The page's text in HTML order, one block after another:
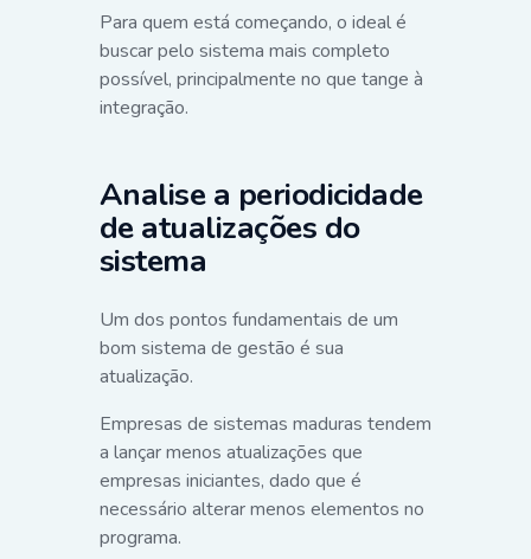
Para quem está começando, o ideal é
buscar pelo sistema mais completo
possível, principalmente no que tange à
integração.
Analise a periodicidade
de atualizações do
sistema
Um dos pontos fundamentais de um
bom sistema de gestão é sua
atualização.
Empresas de sistemas maduras tendem
a lançar menos atualizações que
empresas iniciantes, dado que é
necessário alterar menos elementos no
programa.